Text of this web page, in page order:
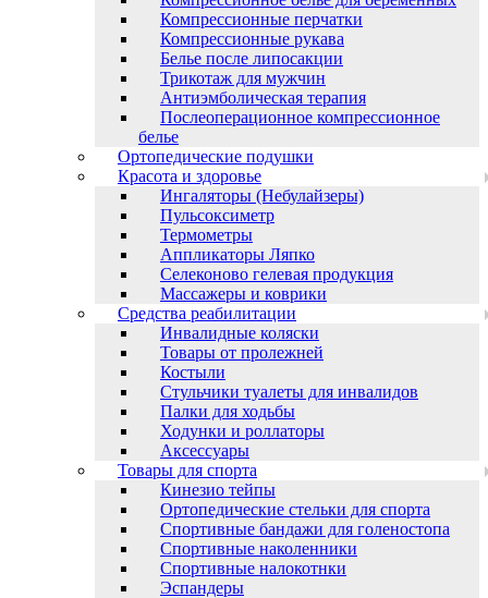
Компрессионные перчатки
Компрессионные рукава
Белье после липосакции
Трикотаж для мужчин
Антиэмболическая терапия
Послеоперационное компрессионное
белье
Ортопедические подушки
Красота и здоровье
Ингаляторы (Небулайзеры)
Пульсоксиметр
Термометры
Аппликаторы Ляпко
Селеконово гелевая продукция
Массажеры и коврики
Средства реабилитации
Инвалидные коляски
Товары от пролежней
Костыли
Стульчики туалеты для инвалидов
Палки для ходьбы
Ходунки и роллаторы
Аксессуары
Товары для спорта
Кинезио тейпы
Ортопедические стельки для спорта
Спортивные бандажи для голеностопа
Спортивные наколенники
Спортивные налокотнки
Эспандеры